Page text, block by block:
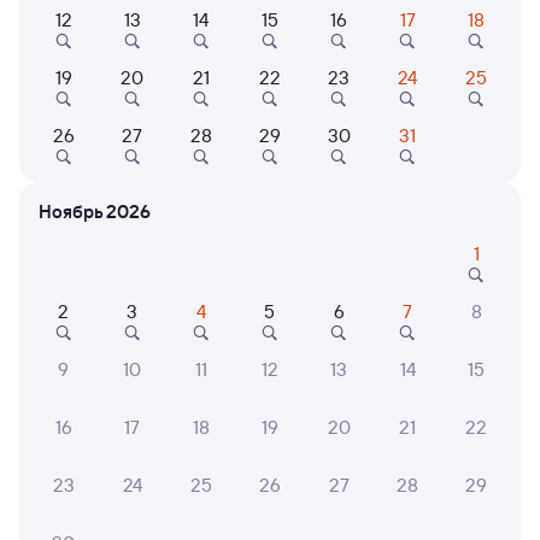
474С Проходящий 7,5
Лиски
из Симферополя
15:27 11:04
19 ч 37 м в пути
от 3 ⁠293 ⁠₽ 6 ⁠171 ⁠₽
20:26 13:34
17 ч 8 м в пути
12 13 14 15 16 17 18
19 20 21 22 23 24 25
26 27 28 29 30 31
Ноябрь 2026
1
2 3 4 5 6 7 8
9 10 11 12 13 14 15
16 17 18 19 20 21 22
23 24 25 26 27 28 29